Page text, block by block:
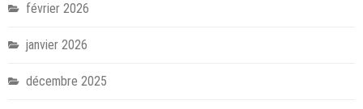
février 2026
janvier 2026
décembre 2025